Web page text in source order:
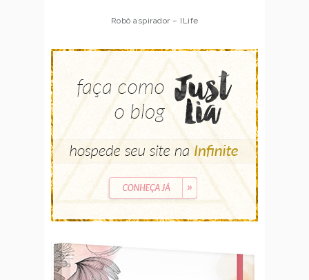
Robô aspirador – ILife